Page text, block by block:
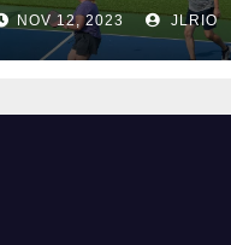
NOV 12, 2023 JLRIO